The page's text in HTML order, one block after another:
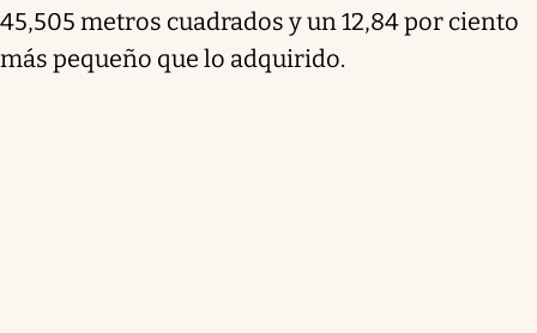
45,505 metros cuadrados y un 12,84 por ciento
más pequeño que lo adquirido.